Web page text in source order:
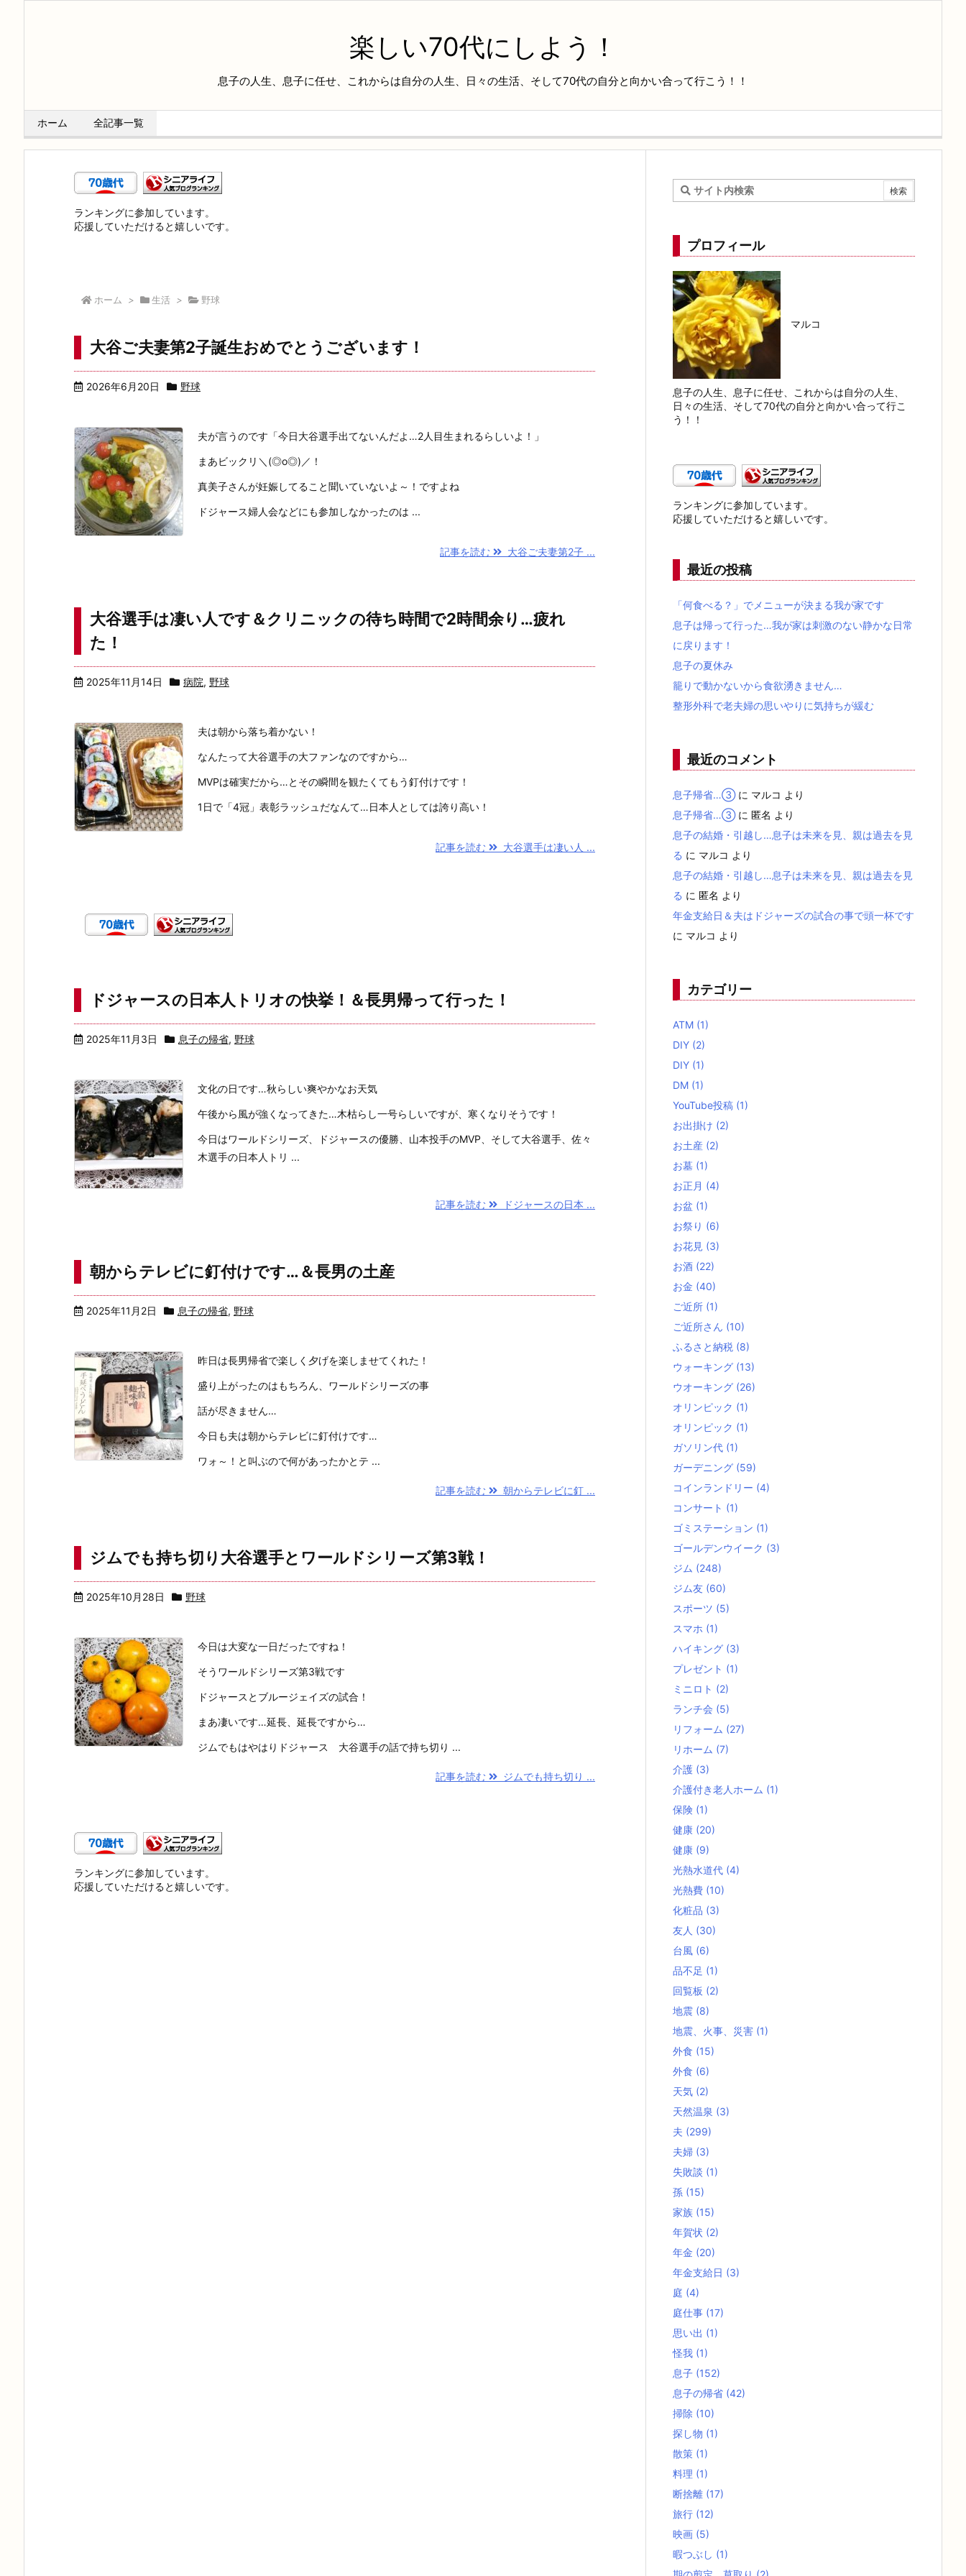
楽しい70代にしよう！
息子の人生、息子に任せ、これからは自分の人生、日々の生活、そして70代の自分と向かい合って行こう！！
ホーム 全記事一覧
ランキングに参加しています。
応援していただけると嬉しいです。
ホーム > 生活 > 野球
大谷ご夫妻第2子誕生おめでとうございます！
2026年6月20日 野球
夫が言うのです「今日大谷選手出てないんだよ…2人目生まれるらしいよ！」
まあビックリ＼(◎o◎)／！
真美子さんが妊娠してること聞いていないよ～！ですよね
ドジャース婦人会などにも参加しなかったのは ...
記事を読む 大谷ご夫妻第2子 ...
大谷選手は凄い人です＆クリニックの待ち時間で2時間余り…疲れ
た！
2025年11月14日 病院, 野球
夫は朝から落ち着かない！
なんたって大谷選手の大ファンなのですから…
MVPは確実だから…とその瞬間を観たくてもう釘付けです！
1日で「4冠」表彰ラッシュだなんて…日本人としては誇り高い！
記事を読む 大谷選手は凄い人 ...
ドジャースの日本人トリオの快挙！＆長男帰って行った！
2025年11月3日 息子の帰省, 野球
文化の日です…秋らしい爽やかなお天気
午後から風が強くなってきた…木枯らし一号らしいですが、寒くなりそうです！
今日はワールドシリーズ、ドジャースの優勝、山本投手のMVP、そして大谷選手、佐々
木選手の日本人トリ ...
記事を読む ドジャースの日本 ...
朝からテレビに釘付けです…＆長男の土産
2025年11月2日 息子の帰省, 野球
昨日は長男帰省で楽しく夕げを楽しませてくれた！
盛り上がったのはもちろん、ワールドシリーズの事
話が尽きません…
今日も夫は朝からテレビに釘付けです…
ワォ～！と叫ぶので何があったかとテ ...
記事を読む 朝からテレビに釘 ...
ジムでも持ち切り大谷選手とワールドシリーズ第3戦！
2025年10月28日 野球
今日は大変な一日だったですね！
そうワールドシリーズ第3戦です
ドジャースとブルージェイズの試合！
まあ凄いです…延長、延長ですから…
ジムでもはやはりドジャース 大谷選手の話で持ち切り ...
記事を読む ジムでも持ち切り ...
ランキングに参加しています。
応援していただけると嬉しいです。
プロフィール
マルコ
息子の人生、息子に任せ、これからは自分の人生、
日々の生活、そして70代の自分と向かい合って行こ
う！！
ランキングに参加しています。
応援していただけると嬉しいです。
最近の投稿
「何食べる？」でメニューが決まる我が家です
息子は帰って行った…我が家は刺激のない静かな日常
に戻ります！
息子の夏休み
籠りで動かないから食欲湧きません…
整形外科で老夫婦の思いやりに気持ちが緩む
最近のコメント
息子帰省…③に マルコ より
息子帰省…③に 匿名 より
息子の結婚・引越し…息子は未来を見、親は過去を見
る に マルコ より
息子の結婚・引越し…息子は未来を見、親は過去を見
る に 匿名 より
年金支給日＆夫はドジャーズの試合の事で頭一杯です
に マルコ より
カテゴリー
ATM (1)
DIY (2)
DIY (1)
DM (1)
YouTube投稿 (1)
お出掛け (2)
お土産 (2)
お墓 (1)
お正月 (4)
お盆 (1)
お祭り (6)
お花見 (3)
お酒 (22)
お金 (40)
ご近所 (1)
ご近所さん (10)
ふるさと納税 (8)
ウォーキング (13)
ウオーキング (26)
オリンピック (1)
オリンピック (1)
ガソリン代 (1)
ガーデニング (59)
コインランドリー (4)
コンサート (1)
ゴミステーション (1)
ゴールデンウイーク (3)
ジム (248)
ジム友 (60)
スポーツ (5)
スマホ (1)
ハイキング (3)
プレゼント (1)
ミニロト (2)
ランチ会 (5)
リフォーム (27)
リホーム (7)
介護 (3)
介護付き老人ホーム (1)
保険 (1)
健康 (20)
健康 (9)
光熱水道代 (4)
光熱費 (10)
化粧品 (3)
友人 (30)
台風 (6)
品不足 (1)
回覧板 (2)
地震 (8)
地震、火事、災害 (1)
外食 (15)
外食 (6)
天気 (2)
天然温泉 (3)
夫 (299)
夫婦 (3)
失敗談 (1)
孫 (15)
家族 (15)
年賀状 (2)
年金 (20)
年金支給日 (3)
庭 (4)
庭仕事 (17)
思い出 (1)
怪我 (1)
息子 (152)
息子の帰省 (42)
掃除 (10)
探し物 (1)
散策 (1)
料理 (1)
断捨離 (17)
旅行 (12)
映画 (5)
暇つぶし (1)